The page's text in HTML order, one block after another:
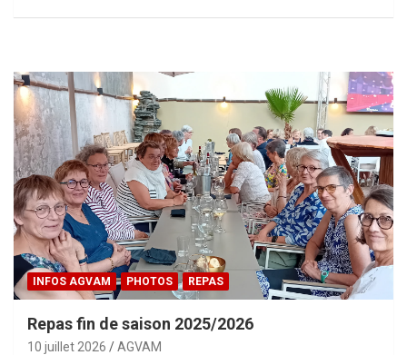
INFOS AGVAM PHOTOS REPAS
Repas fin de saison 2025/2026
10 juillet 2026 AGVAM